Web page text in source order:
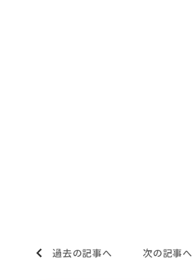
過去の記事へ 次の記事へ